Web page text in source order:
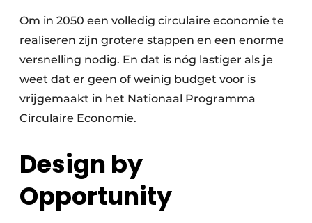
Om in 2050 een volledig circulaire economie te
realiseren zijn grotere stappen en een enorme
versnelling nodig. En dat is nóg lastiger als je
weet dat er geen of weinig budget voor is
vrijgemaakt in het Nationaal Programma
Circulaire Economie.
Design by
Opportunity